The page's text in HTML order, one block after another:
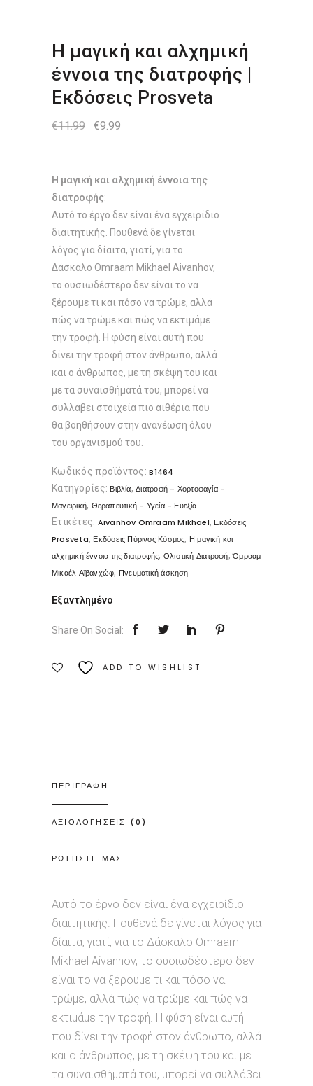
Η μαγική και αλχημική
έννοια της διατροφής |
Εκδόσεις Prosveta
€11.99
Original
€9.99
Η μαγική και αλχημική έννοια της
διατροφής:
Αυτό το έργο δεν είναι ένα εγχειρίδιο
διαιτητικής. Πουθενά δε γίνεται
λόγος για δίαιτα, γιατί, για το
Δάσκαλο Omraam Mikhael Aivanhov,
το ουσιωδέστερο δεν είναι το να
ξέρουμε τι και πόσο να τρώμε, αλλά
πώς να τρώμε και πώς να εκτιμάμε
την τροφή. Η φύση είναι αυτή που
δίνει την τροφή στον άνθρωπο, αλλά
και ο άνθρωπος, με τη σκέψη του και
με τα συναισθήματά του, μπορεί να
συλλάβει στοιχεία πιο αιθέρια που
θα βοηθήσουν στην ανανέωση όλου
του οργανισμού του.
Κωδικός προϊόντος:B1464
Κατηγορίες: Βιβλία,Διατροφή - Χορτοφαγία -
Μαγειρική, Θεραπευτική - Υγεία - Ευεξία
Ετικέτες: Aïvanhov Omraam Mikhaël, Εκδόσεις
Prosveta, Εκδόσεις Πύρινος Κόσμος, Η μαγική και
αλχημική έννοια της διατροφής, Ολιστική Διατροφή,Όμρααμ
Μικαέλ Αϊβανχώφ, Πνευματική άσκηση
Εξαντλημένο
Share On Social:
ADD TO WISHLIST
ΠΕΡΙΓΡΑΦΗ
ΑΞΙΟΛΟΓΗΣΕΙΣ (0)
ΡΩΤΗΣΤΕ ΜΑΣ
Αυτό το έργο δεν είναι ένα εγχειρίδιο
διαιτητικής. Πουθενά δε γίνεται λόγος για
δίαιτα, γιατί, για το Δάσκαλο Omraam
Mikhael Aivanhov, το ουσιωδέστερο δεν
είναι το να ξέρουμε τι και πόσο να
τρώμε, αλλά πώς να τρώμε και πώς να
εκτιμάμε την τροφή. Η φύση είναι αυτή
που δίνει την τροφή στον άνθρωπο, αλλά
και ο άνθρωπος, με τη σκέψη του και με
τα συναισθήματά του, μπορεί να συλλάβει